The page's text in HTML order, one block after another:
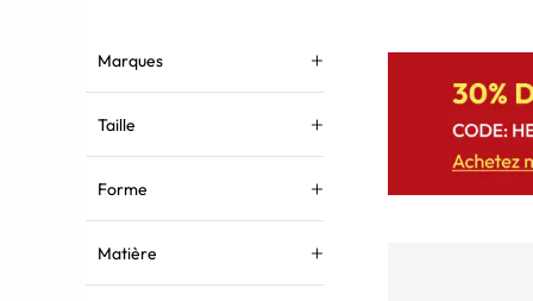
Marques
Taille
Forme
Matière